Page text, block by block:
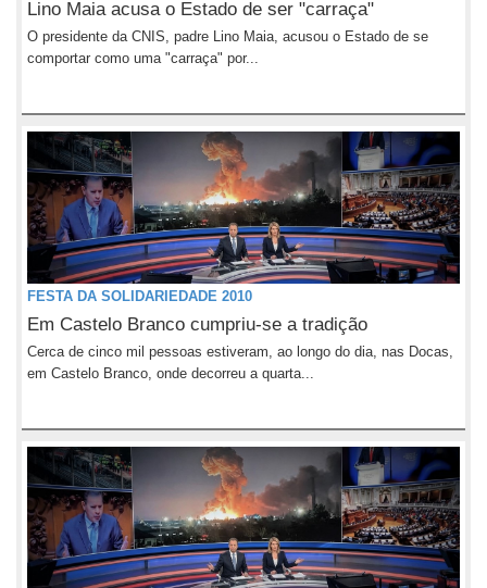
Lino Maia acusa o Estado de ser "carraça"
O presidente da CNIS, padre Lino Maia, acusou o Estado de se
comportar como uma "carraça" por...
FESTA DA SOLIDARIEDADE 2010
Em Castelo Branco cumpriu-se a tradição
Cerca de cinco mil pessoas estiveram, ao longo do dia, nas Docas,
em Castelo Branco, onde decorreu a quarta...